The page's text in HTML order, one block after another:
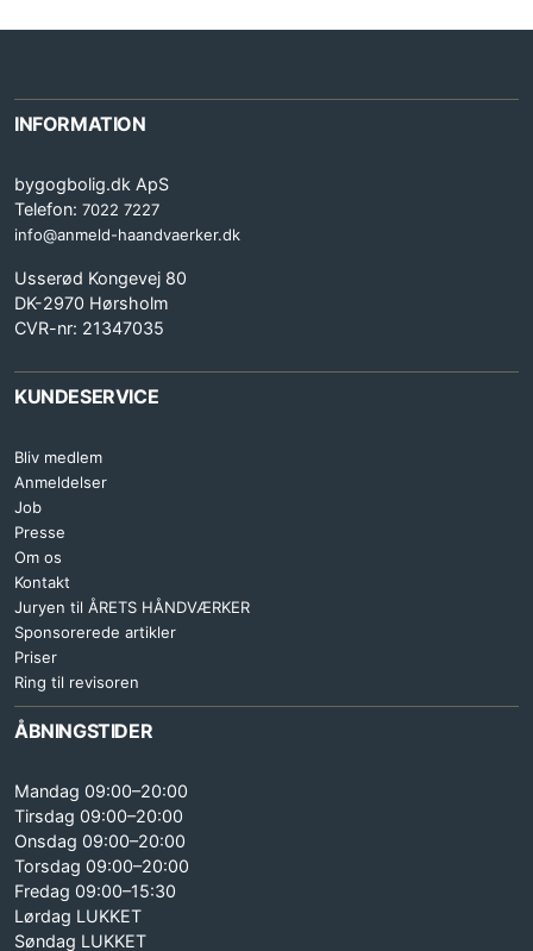
INFORMATION
bygogbolig.dk ApS
Telefon: 7022 7227
info@anmeld-haandvaerker.dk
Usserød Kongevej 80
DK-2970 Hørsholm
CVR-nr: 21347035
KUNDESERVICE
Bliv medlem
Anmeldelser
Job
Presse
Om os
Kontakt
Juryen til ÅRETS HÅNDVÆRKER
Sponsorerede artikler
Priser
Ring til revisoren
ÅBNINGSTIDER
Mandag 09:00–20:00
Tirsdag 09:00–20:00
Onsdag 09:00–20:00
Torsdag 09:00–20:00
Fredag 09:00–15:30
Lørdag LUKKET
Søndag LUKKET